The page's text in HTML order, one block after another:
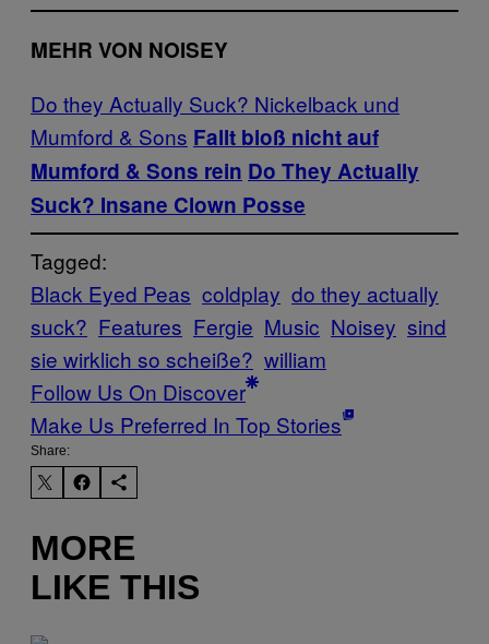
MEHR VON NOISEY
Do they Actually Suck? Nickelback und
Mumford & Sons Fallt bloß nicht auf
Mumford & Sons rein Do They Actually
Suck? Insane Clown Posse
Tagged:
Black Eyed Peas coldplay do they actually
suck? Features Fergie Music Noisey sind
sie wirklich so scheiße? william
Follow Us On Discover
Make Us Preferred In Top Stories
Share:
MORE
LIKE THIS